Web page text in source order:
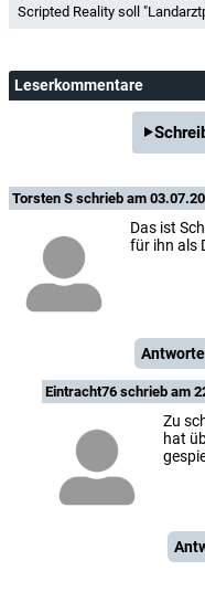
Scripted Reality soll
Leserkommentare
Torsten S schrieb am
Das ist
für ihn als
Eintracht76 schrieb am
Zu
hat